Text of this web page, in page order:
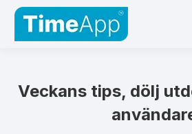
Veckans tips, dölj